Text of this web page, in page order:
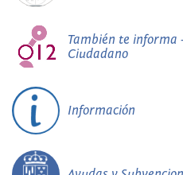
También te informa
Ciudadano
Información